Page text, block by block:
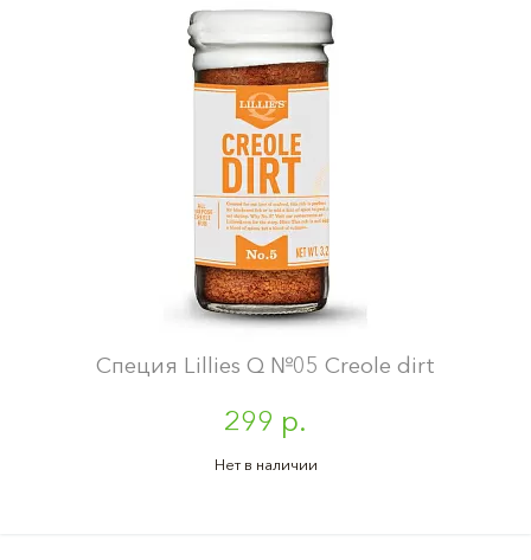
Специя Lillies Q №05 Creole dirt
299 р.
Нет в наличии